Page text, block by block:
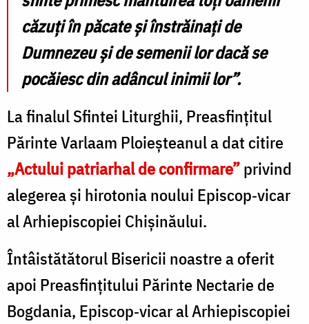
căzuți în păcate și înstrăinați de
Dumnezeu și de semenii lor dacă se
pocăiesc din adâncul inimii lor”.
La finalul Sfintei Liturghii, Preasfințitul
Părinte Varlaam Ploieșteanul a dat citire
„Actului patriarhal de confirmare”privind
alegerea și hirotonia noului Episcop‑vicar
al Arhiepiscopiei Chișinăului.
Întâistătătorul Bisericii noastre a oferit
apoi Preasfințitului Părinte Nectarie de
Bogdania, Episcop‑vicar al Arhiepiscopiei